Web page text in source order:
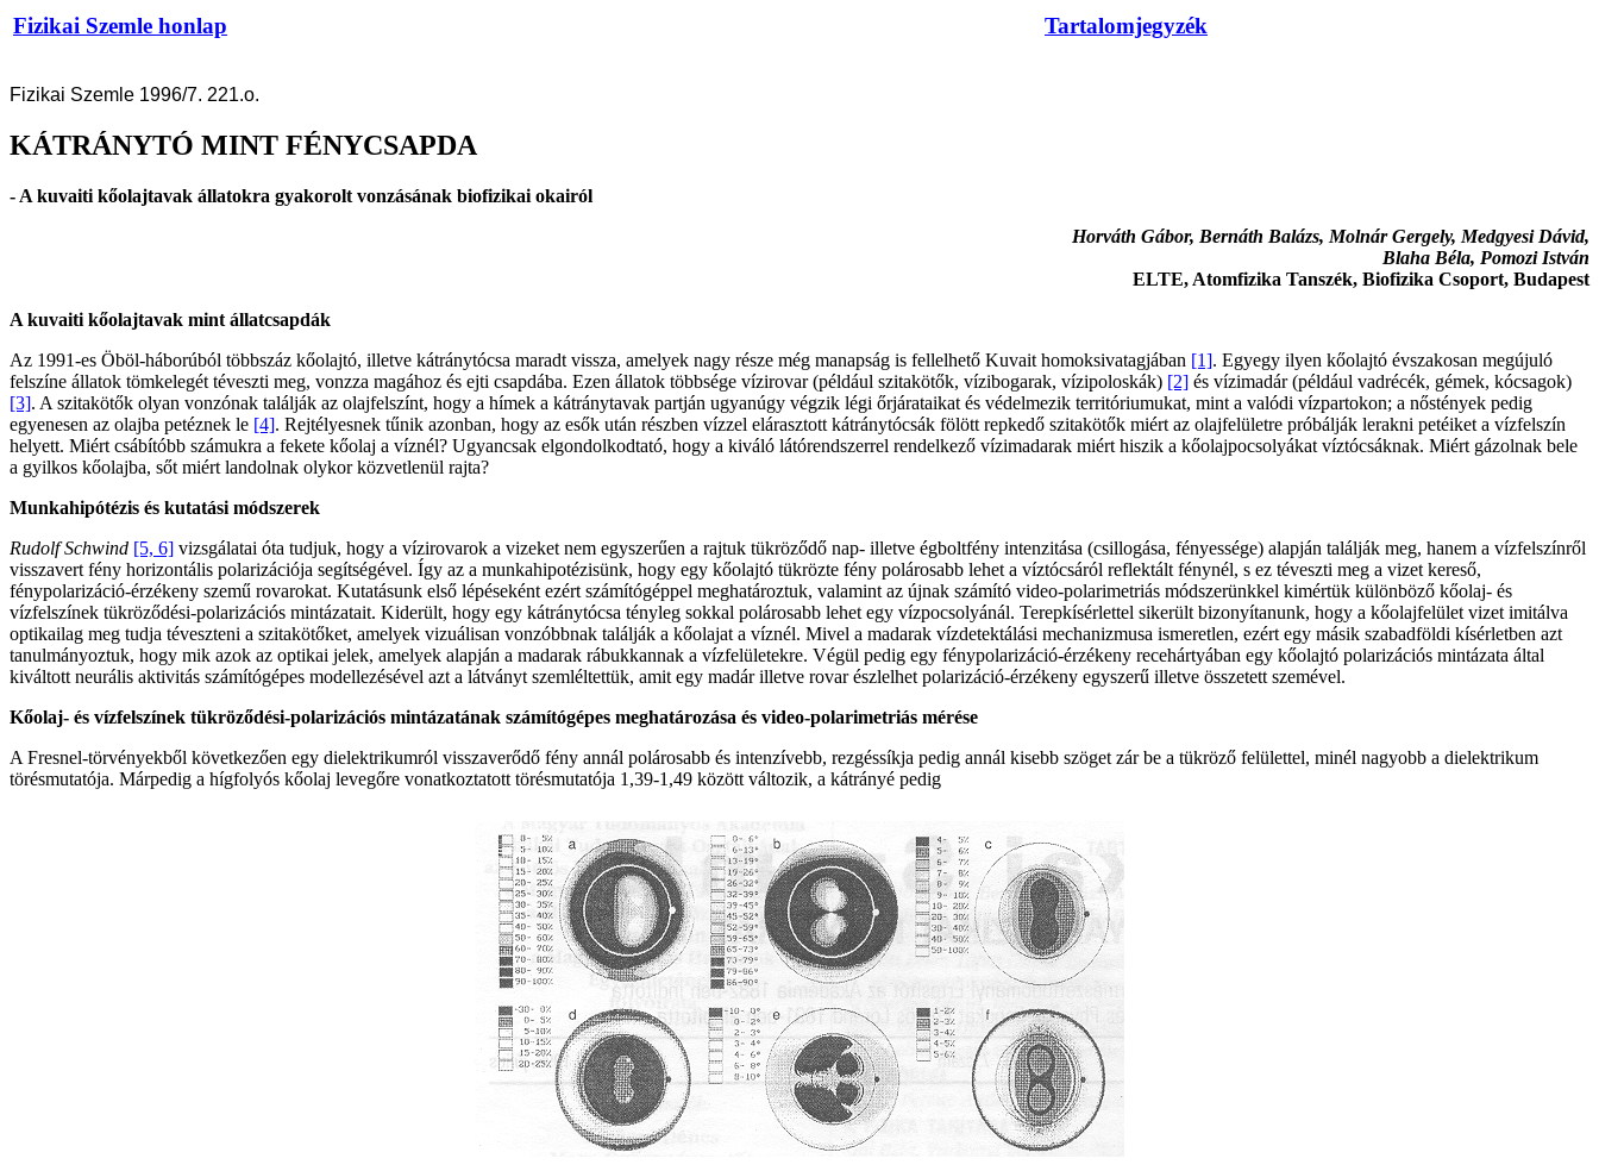
Fizikai Szemle honlap Tartalomjegyzék
Fizikai Szemle 1996/7. 221.o.
KÁTRÁNYTÓ MINT FÉNYCSAPDA
- A kuvaiti kőolajtavak állatokra gyakorolt vonzásának biofizikai okairól
Horváth Gábor, Bernáth Balázs, Molnár Gergely, Medgyesi Dávid,
Blaha Béla, Pomozi István
ELTE, Atomfizika Tanszék, Biofizika Csoport, Budapest
A kuvaiti kőolajtavak mint állatcsapdák
Az 1991-es Öböl-háborúból többszáz kőolajtó, illetve kátránytócsa maradt vissza, amelyek nagy része még manapság is fellelhető Kuvait homoksivatagjában [1]. Egyegy ilyen kőolajtó évszakosan megújuló
felszíne állatok tömkelegét téveszti meg, vonzza magához és ejti csapdába. Ezen állatok többsége vízirovar (például szitakötők, vízibogarak, vízipoloskák) [2] és vízimadár (például vadrécék, gémek, kócsagok)
[3]. A szitakötők olyan vonzónak találják az olajfelszínt, hogy a hímek a kátránytavak partján ugyanúgy végzik légi őrjárataikat és védelmezik territóriumukat, mint a valódi vízpartokon; a nőstények pedig
egyenesen az olajba petéznek le [4]. Rejtélyesnek tűnik azonban, hogy az esők után részben vízzel elárasztott kátránytócsák fölött repkedő szitakötők miért az olajfelületre próbálják lerakni petéiket a vízfelszín
helyett. Miért csábítóbb számukra a fekete kőolaj a víznél? Ugyancsak elgondolkodtató, hogy a kiváló látórendszerrel rendelkező vízimadarak miért hiszik a kőolajpocsolyákat víztócsáknak. Miért gázolnak bele
a gyilkos kőolajba, sőt miért landolnak olykor közvetlenül rajta?
Munkahipótézis és kutatási módszerek
Rudolf Schwind [5, 6] vizsgálatai óta tudjuk, hogy a vízirovarok a vizeket nem egyszerűen a rajtuk tükröződő nap- illetve égboltfény intenzitása (csillogása, fényessége) alapján találják meg, hanem a vízfelszínről
visszavert fény horizontális polarizációja segítségével. Így az a munkahipotézisünk, hogy egy kőolajtó tükrözte fény polárosabb lehet a víztócsáról reflektált fénynél, s ez téveszti meg a vizet kereső,
fénypolarizáció-érzékeny szemű rovarokat. Kutatásunk első lépéseként ezért számítógéppel meghatároztuk, valamint az újnak számító video-polarimetriás módszerünkkel kimértük különböző kőolaj- és
vízfelszínek tükröződési-polarizációs mintázatait. Kiderült, hogy egy kátránytócsa tényleg sokkal polárosabb lehet egy vízpocsolyánál. Terepkísérlettel sikerült bizonyítanunk, hogy a kőolajfelület vizet imitálva
optikailag meg tudja téveszteni a szitakötőket, amelyek vizuálisan vonzóbbnak találják a kőolajat a víznél. Mivel a madarak vízdetektálási mechanizmusa ismeretlen, ezért egy másik szabadföldi kísérletben azt
tanulmányoztuk, hogy mik azok az optikai jelek, amelyek alapján a madarak rábukkannak a vízfelületekre. Végül pedig egy fénypolarizáció-érzékeny recehártyában egy kőolajtó polarizációs mintázata által
kiváltott neurális aktivitás számítógépes modellezésével azt a látványt szemléltettük, amit egy madár illetve rovar észlelhet polarizáció-érzékeny egyszerű illetve összetett szemével.
Kőolaj- és vízfelszínek tükröződési-polarizációs mintázatának számítógépes meghatározása és video-polarimetriás mérése
A Fresnel-törvényekből következően egy dielektrikumról visszaverődő fény annál polárosabb és intenzívebb, rezgéssíkja pedig annál kisebb szöget zár be a tükröző felülettel, minél nagyobb a dielektrikum
törésmutatója. Márpedig a hígfolyós kőolaj levegőre vonatkoztatott törésmutatója 1,39-1,49 között változik, a kátrányé pedig